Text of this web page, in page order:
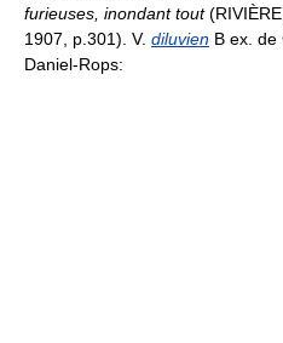
furieuses, inondant tout
1907, p.301). V. diluvien B ex. de
Daniel-Rops: